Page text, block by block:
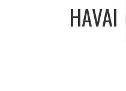
HAVAI